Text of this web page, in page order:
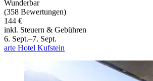
Wunderbar
(358 Bewertungen)
144 €
inkl. Steuern & Gebühren
6. Sept.–7. Sept.
arte Hotel Kufstein